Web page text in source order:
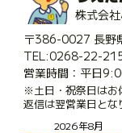
株式会
〒386-0027 長野
TEL:0268-22-
営業時間：平日
※土日・祝祭日はお
返信は翌営業日とな
2026年8月